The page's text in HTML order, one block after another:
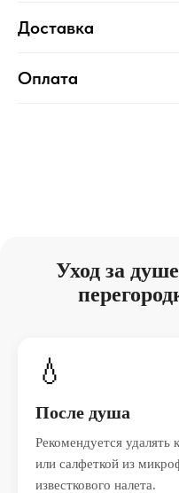
Доставка
Оплата
Уход за
💧
После душа
Рекомендуется удалять
или салфеткой из
известкового налета.